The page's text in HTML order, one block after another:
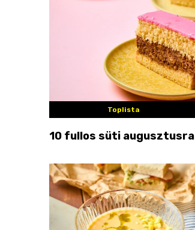
Toplista
10 fullos süti augusztusra